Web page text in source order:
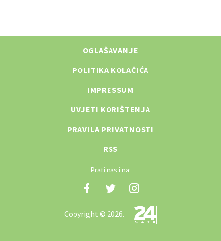
OGLAŠAVANJE
POLITIKA KOLAČIĆA
IMPRESSUM
UVJETI KORIŠTENJA
PRAVILA PRIVATNOSTI
RSS
Prati nas i na:
Copyright © 2026.